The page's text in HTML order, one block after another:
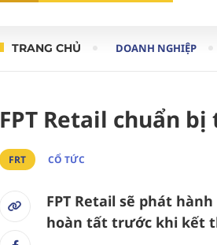
TRANG CHỦ DOANH NGHIỆP
FPT Retail chuẩn
FRT CỔ TỨC
FPT Retail sẽ phát
hoàn tất trước khi kết